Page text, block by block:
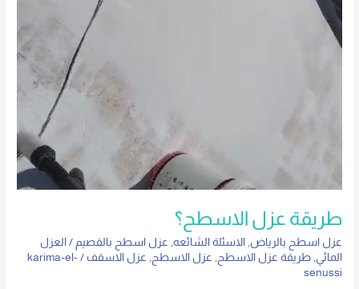
طريقة عزل الاسطح؟
عزل اسطح بالرياض ,الاسئلة الشائعه عزل اسطح بالقصيم /العزل
المائي ,طريقة عزل الاسطح عزل الاسطح عزل الاسقف /
karima-el-
senussi